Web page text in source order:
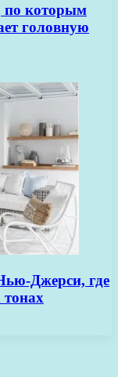
по которым
головную
Джерси, где
тонах